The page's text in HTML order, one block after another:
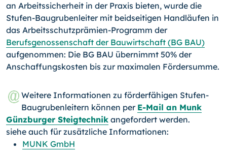
an Arbeitssicherheit in der Praxis bieten, wurde die
Stufen-Baugrubenleiter mit beidseitigen Handläufen in
das Arbeits­schutzprämien-Programm der
Berufsgenossenschaft der Bauwirtschaft (BG BAU)
aufgenommen: Die BG BAU übernimmt 50% der
Anschaffungskosten bis zur maximalen Fördersumme.
Weitere Informationen zu förderfähigen Stufen-
Baugrubenleitern können per E-Mail an Munk
Günzburger Steigtechnik angefordert werden.
siehe auch für zusätzliche Informationen:
MUNK GmbH